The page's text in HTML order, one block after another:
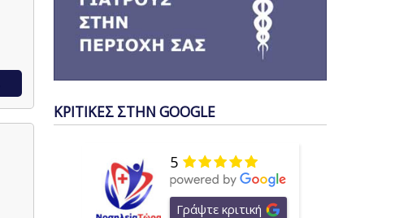
ΚΡΙΤΙΚΕΣ ΣΤΗΝ GOOGLE
5
Γράψτε κριτική